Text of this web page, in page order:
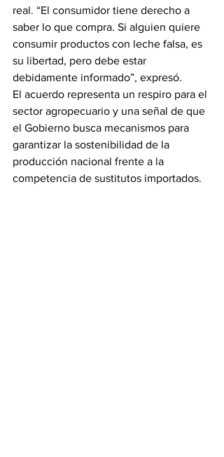
real. “El consumidor tiene derecho a
saber lo que compra. Si alguien quiere
consumir productos con leche falsa, es
su libertad, pero debe estar
debidamente informado”, expresó.
El acuerdo representa un respiro para el
sector agropecuario y una señal de que
el Gobierno busca mecanismos para
garantizar la sostenibilidad de la
producción nacional frente a la
competencia de sustitutos importados.